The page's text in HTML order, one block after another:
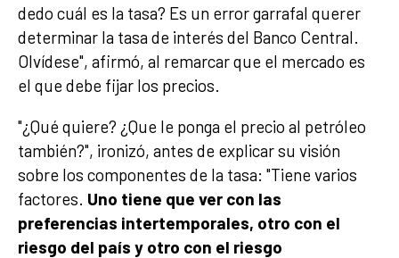
dedo cuál es la tasa? Es un error garrafal querer
determinar la tasa de interés del Banco Central.
Olvídese", afirmó, al remarcar que el mercado es
el que debe fijar los precios.
"¿Qué quiere? ¿Que le ponga el precio al petróleo
también?", ironizó, antes de explicar su visión
sobre los componentes de la tasa: "Tiene varios
factores. Uno tiene que ver con las
preferencias intertemporales, otro con el
riesgo del país y otro con el riesgo